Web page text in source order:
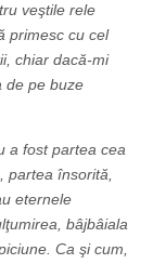
veştile rele
primesc cu cel
chiar dacă-mi
de pe buze
a fost partea cea
partea însorită,
eternele
bâjbâiala
Ca şi cum,